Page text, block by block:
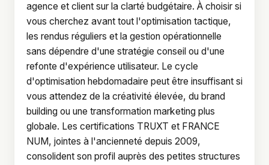
agence et client sur la clarté budgétaire. À choisir si
vous cherchez avant tout l'optimisation tactique,
les rendus réguliers et la gestion opérationnelle
sans dépendre d'une stratégie conseil ou d'une
refonte d'expérience utilisateur. Le cycle
d'optimisation hebdomadaire peut être insuffisant si
vous attendez de la créativité élevée, du brand
building ou une transformation marketing plus
globale. Les certifications TRUXT et FRANCE
NUM, jointes à l'ancienneté depuis 2009,
consolident son profil auprès des petites structures